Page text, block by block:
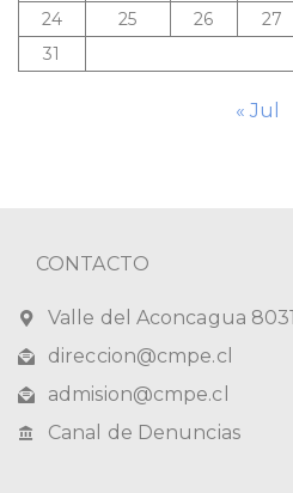
24
25 26 27
31
« Jul
CONTACTO
Valle del Aconcagua
direccion@cmpe.cl
admision@cmpe.cl
Canal de Denuncias